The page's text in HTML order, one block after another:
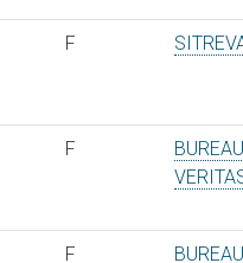
F
F
BUREAU
F
BUREAU